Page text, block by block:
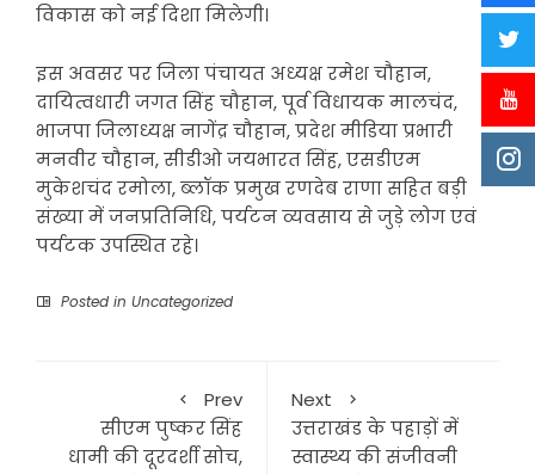
विकास को नई दिशा मिलेगी।
इस अवसर पर जिला पंचायत अध्यक्ष रमेश चौहान,
दायित्वधारी जगत सिंह चौहान, पूर्व विधायक मालचंद,
भाजपा जिलाध्यक्ष नागेंद्र चौहान, प्रदेश मीडिया प्रभारी
मनवीर चौहान, सीडीओ जयभारत सिंह, एसडीएम
मुकेशचंद रमोला, ब्लॉक प्रमुख रणदेब राणा सहित बड़ी
संख्या में जनप्रतिनिधि, पर्यटन व्यवसाय से जुड़े लोग एवं
पर्यटक उपस्थित रहे।
Posted in Uncategorized
Prev
सीएम पुष्कर सिंह
धामी की दूरदर्शी सोच,
Next
उत्तराखंड के पहाड़ों में
स्वास्थ्य की संजीवनी